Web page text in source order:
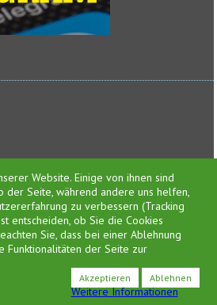
Website. Einige von ihnen sind
Seite, während andere uns helfen,
zu verbessern (Tracking
entscheiden, ob Sie die Cookies
Sie, dass bei einer Ablehnung
Funktionalitäten der Seite zur
Akzeptieren Ablehnen
Weitere Informationen